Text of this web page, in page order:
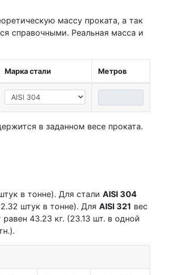
массу проката, а так
справочными. Реальная масса и
Марка стали Метров
в заданном весе проката.
в тонне). Для стали AISI 304
штук в тонне). Для AISI 321 вес
равен 43.23 кг. (23.13 шт. в одной